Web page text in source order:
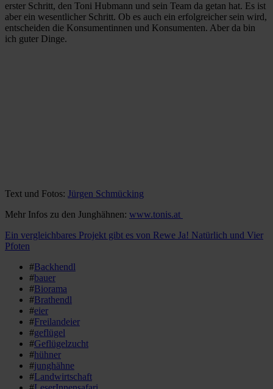
erster Schritt, den Toni Hubmann und sein Team da getan hat. Es ist
aber ein wesentlicher Schritt. Ob es auch ein erfolgreicher sein wird,
entscheiden die Konsumentinnen und Konsumenten. Aber da bin
ich guter Dinge.
Text und Fotos: Jürgen Schmücking
Mehr Infos zu den Junghähnen: www.tonis.at
Ein vergleichbares Projekt gibt es von Rewe Ja! Natürlich und Vier
Pfoten
#Backhendl
#bauer
#Biorama
#Brathendl
#eier
#Freilandeier
#geflügel
#Geflügelzucht
#hühner
#junghähne
#Landwirtschaft